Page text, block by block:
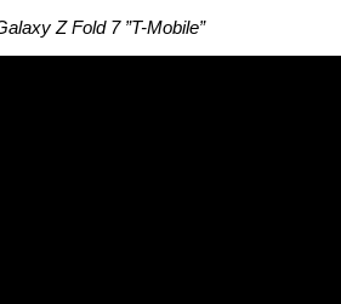
Z Fold 7 ”T-Mobile”